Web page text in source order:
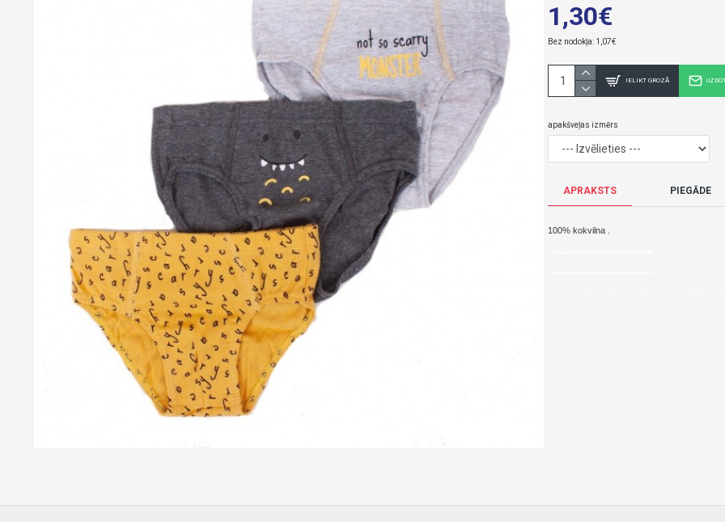
1,30€
Bez nodokļa: 1,07€
apakšveļas izmērs
IELIKT GROZĀ
APRAKSTS PIEGĀDE
100% kokvilna .
Nopirkt Zēnu apakšbikses 1 gab. 98-104 cm MC-14--par zemu cenu,ātri,ērti,bez